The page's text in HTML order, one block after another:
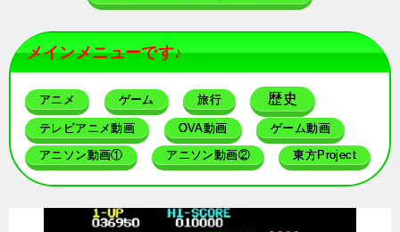
メインメニューです♪
アニメ ゲーム 旅行 歴史
テレビアニメ動画 OVA動画 ゲーム動画
アニソン動画① アニソン動画② 東方Project